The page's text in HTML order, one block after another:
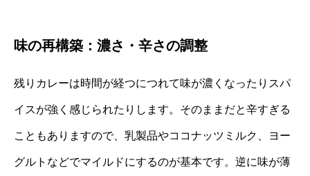
味の再構築：濃さ・辛さの調整
残りカレーは時間が経つにつれて味が濃くなったりスパ
イスが強く感じられたりします。そのままだと辛すぎる
こともありますので、乳製品やココナッツミルク、ヨー
グルトなどでマイルドにするのが基本です。逆に味が薄